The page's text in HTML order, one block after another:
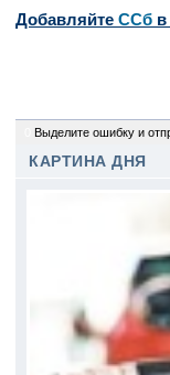
Добавляйте CСб
Выделите ошибку и
КАРТИНА ДНЯ